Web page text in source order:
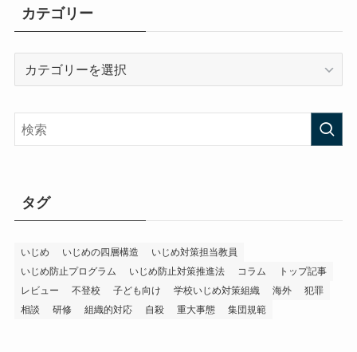
カテゴリー
リ
タグ
いじめ いじめの四層構造
いじめ対策担当教員
いじめ防止プログラム
いじめ防止対策推進法 コラム
トップ記事
レビュー
不登校 子ども向け 学校いじめ対策組織 海外
犯罪
相談
研修 組織的対応 自殺 重大事態 集団規範